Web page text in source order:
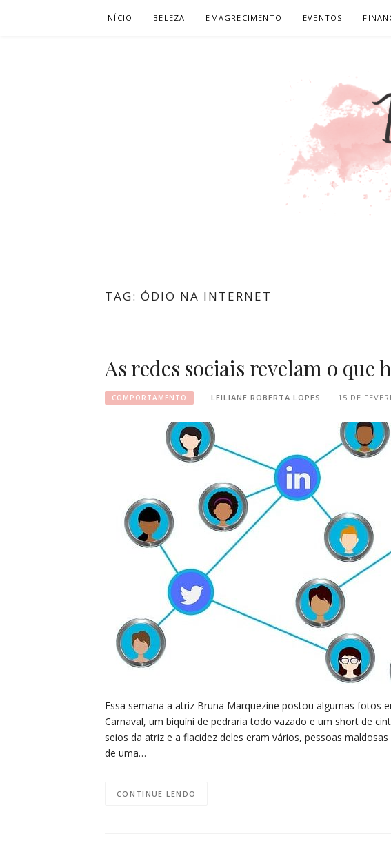
INÍCIO BELEZA EMAGRECIMENTO EVENTOS
TAG: ÓDIO NA INTERNET
As redes sociais revelam o que
COMPORTAMENTO LEILIANE ROBERTA LOPES 15 DE
Essa semana a atriz Bruna Marquezine postou algumas fotos
Carnaval, um biquíni de pedraria todo vazado e um short de
seios da atriz e a flacidez deles eram vários, pessoas
de uma…
CONTINUE LENDO